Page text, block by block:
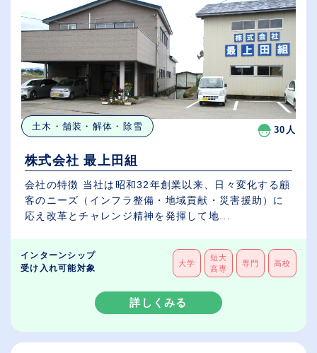
土木・舗装・解体・除雪 30人
株式会社 最上田組
会社の特徴 当社は昭和32年創業以来、日々変化する顧
客のニーズ（インフラ整備・地域貢献・災害援助）に
応え改革とチャレンジ精神を発揮して地...
インターンシップ
受け入れ可能対象
大学
短大
高専
専門 高校
詳しくみる